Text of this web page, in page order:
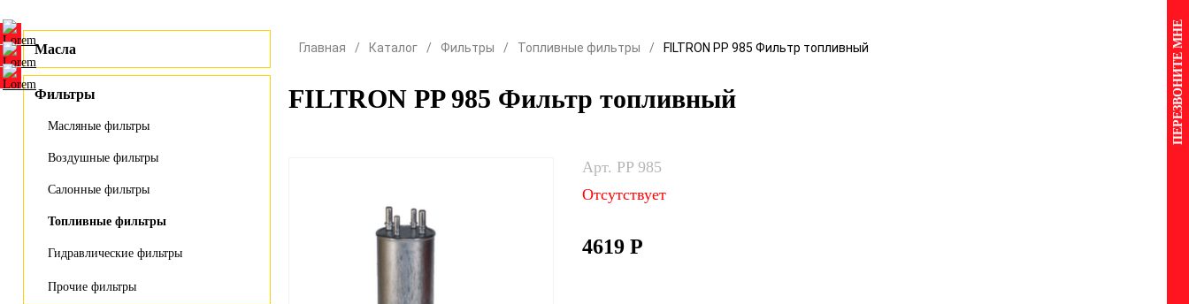
Масла
Фильтры
Масляные фильтры
Воздушные фильтры
Салонные фильтры
Топливные фильтры
Гидравлические фильтры
Прочие фильтры
Главная Каталог Фильтры Топливные фильтры FILTRON PP 985 Фильтр топливный
FILTRON PP 985 Фильтр топливный
Арт. PP 985
Отсутствует
4619 Р
ПЕРЕЗВОНИТЕ МНЕ